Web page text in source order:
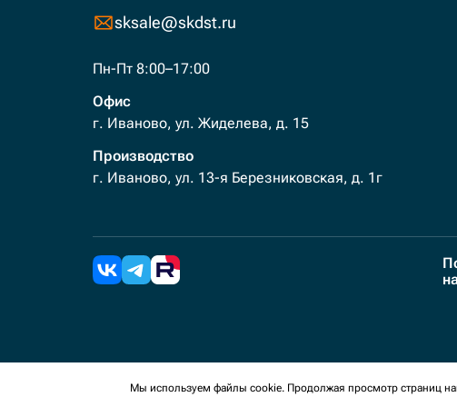
sksale@skdst.ru
Пн-Пт 8:00–17:00
Офис
г. Иваново, ул. Жиделева, д. 15
Производство
г. Иваново, ул. 13-я Березниковская, д. 1г
2026 Все права защищены. Мы используем cookies для
Мы используем файлы cookie. Продолжая просмотр страниц